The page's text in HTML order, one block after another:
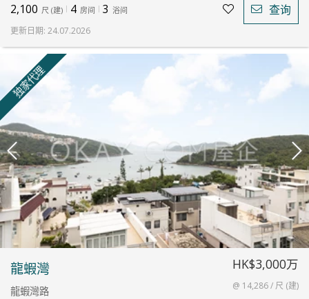
2,100 尺 (建) 4 房间 3 浴间 查询
更新日期: 24.07.2026
龍蝦灣
龍蝦灣路
HK$3,000万
@ 14,286 / 尺 (建)
独家代理